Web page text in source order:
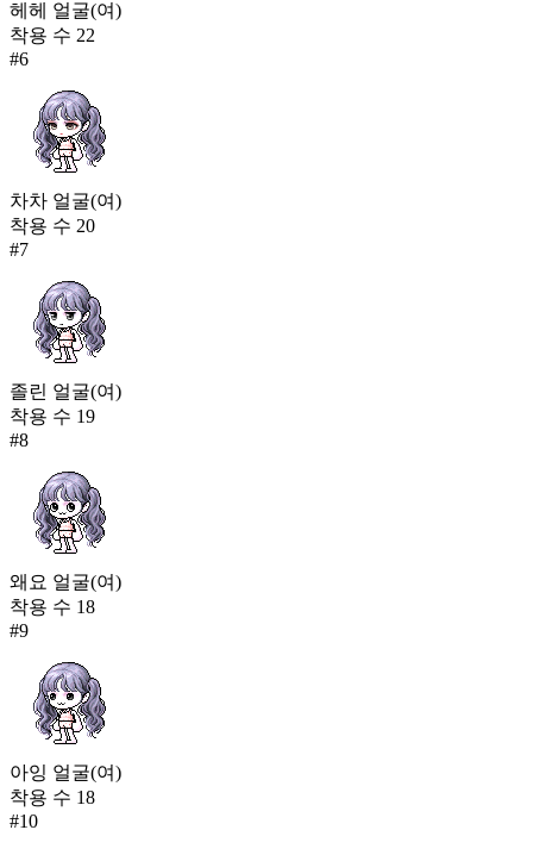
헤헤 얼굴(여)
착용 수 22
#6
차차 얼굴(여)
착용 수 20
#7
졸린 얼굴(여)
착용 수 19
#8
왜요 얼굴(여)
착용 수 18
#9
아잉 얼굴(여)
착용 수 18
#10